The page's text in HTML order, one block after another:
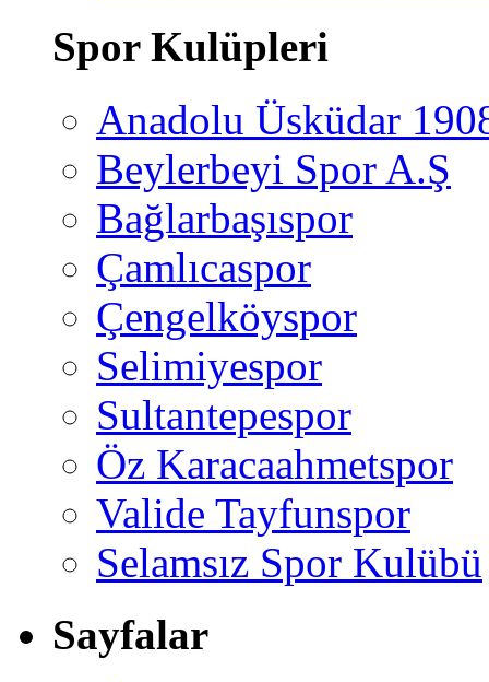
Spor Kulüpleri
Anadolu Üsküdar
Beylerbeyi Spor A.Ş
Bağlarbaşıspor
Çamlıcaspor
Çengelköyspor
Selimiyespor
Sultantepespor
Öz Karacaahmetspor
Valide Tayfunspor
Selamsız Spor Kulübü
Sayfalar